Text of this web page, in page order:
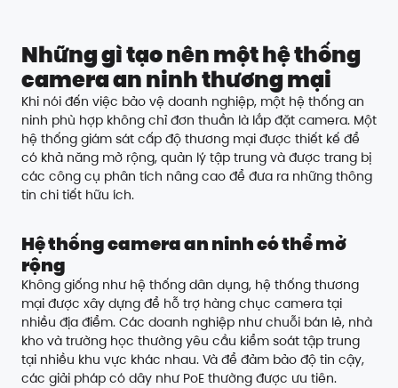
Những gì tạo nên một hệ thống
camera an ninh thương mại
Khi nói đến việc bảo vệ doanh nghiệp, một hệ thống an
ninh phù hợp không chỉ đơn thuần là lắp đặt camera. Một
hệ thống giám sát cấp độ thương mại được thiết kế để
có khả năng mở rộng, quản lý tập trung và được trang bị
các công cụ phân tích nâng cao để đưa ra những thông
tin chi tiết hữu ích.
Hệ thống camera an ninh có thể mở
rộng
Không giống như hệ thống dân dụng, hệ thống thương
mại được xây dựng để hỗ trợ hàng chục camera tại
nhiều địa điểm. Các doanh nghiệp như chuỗi bán lẻ, nhà
kho và trường học thường yêu cầu kiểm soát tập trung
tại nhiều khu vực khác nhau. Và để đảm bảo độ tin cậy,
các giải pháp có dây như PoE thường được ưu tiên.